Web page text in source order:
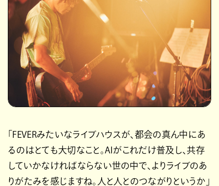
「FEVERみたいなライブハウスが、都会の真ん中にあ
るのはとても大切なこと。AIがこれだけ普及し、共存
していかなければならない世の中で、よりライブのあ
りがたみを感じますね。人と人とのつながりというか」